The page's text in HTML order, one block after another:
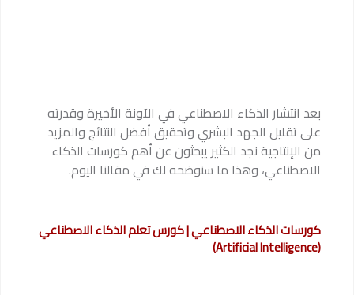
بعد انتشار الذكاء الاصطناعي في الآونة الأخيرة وقدرته
على تقليل الجهد البشري وتحقيق أفضل النتائج والمزيد
من الإنتاجية نجد الكثير يبحثون عن أهم كورسات الذكاء
الاصطناعي، وهذا ما سنوضحه لك في مقالنا اليوم.
كورسات الذكاء الاصطناعي | كورس تعلم الذكاء الاصطناعي
(Artificial Intelligence)